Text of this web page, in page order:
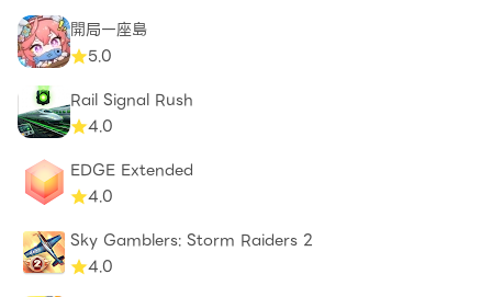
開局一座島
5.0
Rail Signal Rush
4.0
EDGE Extended
4.0
Sky Gamblers: Storm Raiders 2
4.0